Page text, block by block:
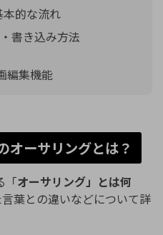
的な流れ
書き込み方法
編集機能
ーサリングとは？
「オーサリング」とは何
葉との違いなどについて詳